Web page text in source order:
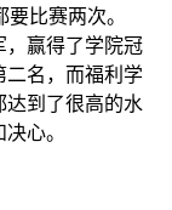
比赛两次。
，赢得了学院冠
二名，而福利学
达到了很高的水
心。